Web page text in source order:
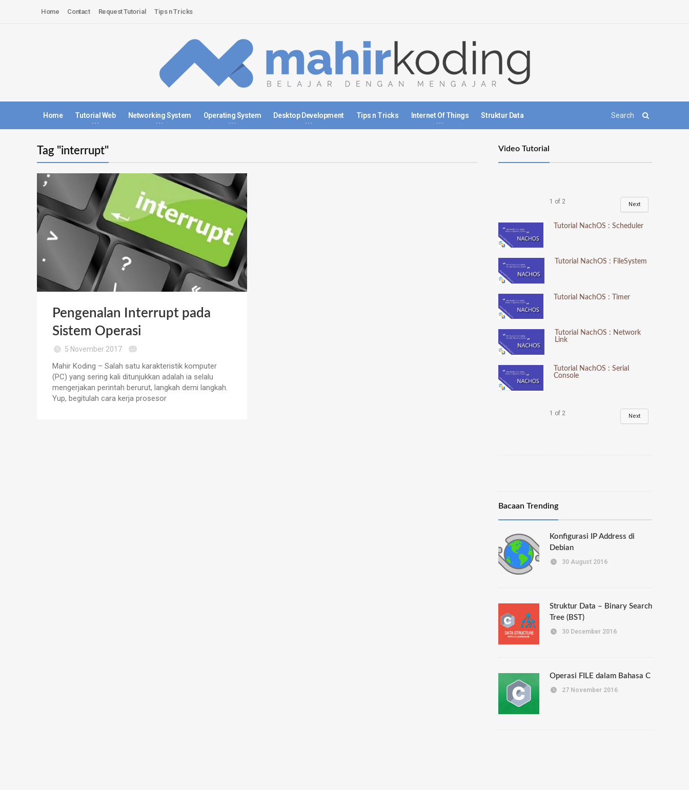
Home Contact Request Tutorial Tips n Tricks
Home Tutorial Web Networking System Operating System Desktop Development Tips n Tricks Internet Of Things Struktur Data
Tag "interrupt"
Pengenalan Interrupt pada
Sistem Operasi
5 November 2017
Mahir Koding – Salah satu karakteristik komputer
(PC) yang sering kali ditunjukkan adalah ia selalu
mengerjakan perintah berurut, langkah demi langkah.
Yup, begitulah cara kerja prosesor
Video Tutorial
1 of 2 Next
Tutorial NachOS : Scheduler
Tutorial NachOS : FileSystem
Tutorial NachOS : Timer
Tutorial NachOS : Network
Link
Tutorial NachOS : Serial
Console
1 of 2 Next
Bacaan Trending
Konfigurasi IP Address di
Debian
30 August 2016
Struktur Data – Binary Search
Tree (BST)
30 December 2016
Operasi FILE dalam Bahasa C
27 November 2016